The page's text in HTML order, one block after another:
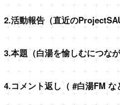
2.活動報告（直近の
3.本題（白湯を愉しむにつなが
4.コメント返し（ #白湯FM な